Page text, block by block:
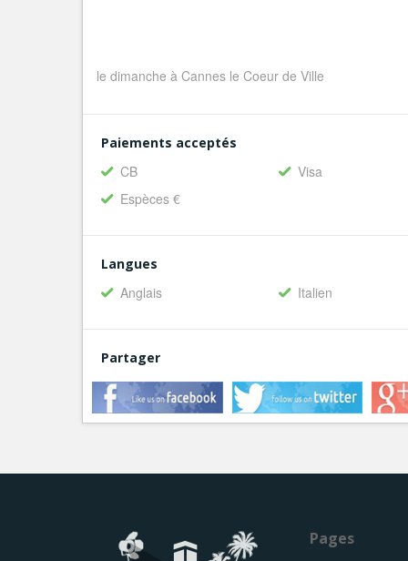
le dimanche à Cannes le Coeur de Ville
Paiements acceptés
CB
Visa
Espèces €
Langues
Anglais Italien
Partager
Pages